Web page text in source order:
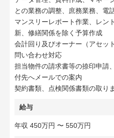
との業務の調整、庶務業務、電
マンスリーレポート作業、レン
新、修繕関係を除く予算作成
会計回り及びオーナー（アセッ
問い合わせ対応
担当物件の請求書等の捺印申請
付先へメールでの案内
契約書類、点検関係書類の取り
給与
年収 450万円 〜 550万円